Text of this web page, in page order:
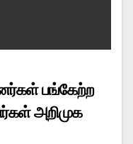
பங்கேற்ற
அறிமுக